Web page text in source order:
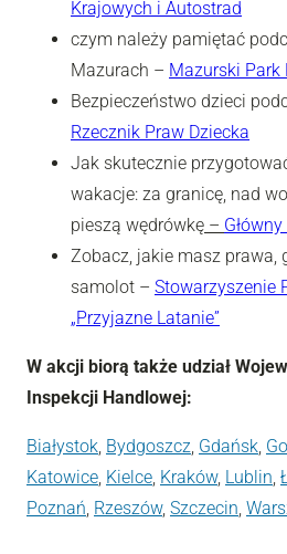
Krajowych i Autostrad
czym należy pamiętać
Mazurach – Mazurski Park
Bezpieczeństwo dzieci
Rzecznik Praw Dziecka
Jak skutecznie
wakacje: za granicę, nad
pieszą wędrówkę –
Zobacz, jakie masz prawa,
samolot – Stowarzyszenie
„Przyjazne Latanie”
W akcji biorą także udział
Inspekcji Handlowej:
Białystok, Bydgoszcz, Gdańsk,
Katowice, Kielce, Kraków, Lublin,
Poznań, Rzeszów, Szczecin,